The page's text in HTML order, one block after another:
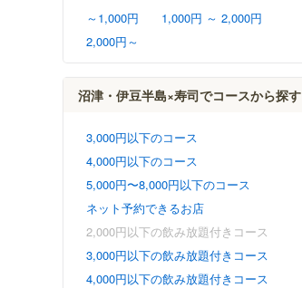
～1,000円
1,000円 ～ 2,000円
2,000円～
沼津・伊豆半島×寿司でコースから探す
3,000円以下のコース
4,000円以下のコース
5,000円〜8,000円以下のコース
ネット予約できるお店
2,000円以下の飲み放題付きコース
3,000円以下の飲み放題付きコース
4,000円以下の飲み放題付きコース